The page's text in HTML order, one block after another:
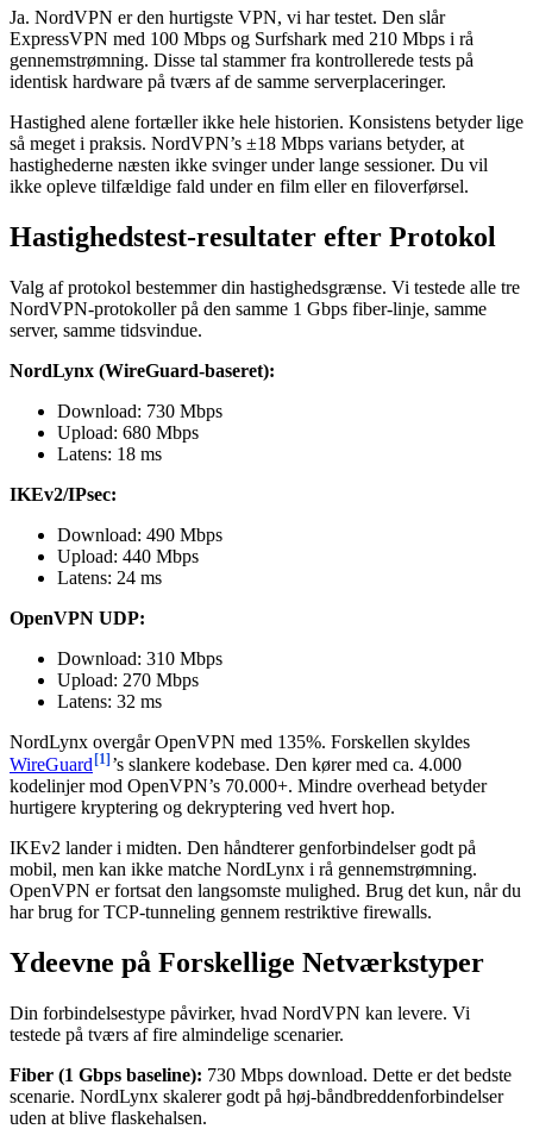
Ja. NordVPN er den hurtigste VPN, vi har testet. Den slår
ExpressVPN med 100 Mbps og Surfshark med 210 Mbps i rå
gennemstrømning. Disse tal stammer fra kontrollerede tests på
identisk hardware på tværs af de samme serverplaceringer.
Hastighed alene fortæller ikke hele historien. Konsistens betyder lige
så meget i praksis. NordVPN’s ±18 Mbps varians betyder, at
hastighederne næsten ikke svinger under lange sessioner. Du vil
ikke opleve tilfældige fald under en film eller en filoverførsel.
Hastighedstest-resultater efter Protokol
Valg af protokol bestemmer din hastighedsgrænse. Vi testede alle tre
NordVPN-protokoller på den samme 1 Gbps fiber-linje, samme
server, samme tidsvindue.
NordLynx (WireGuard-baseret):
Download: 730 Mbps
Upload: 680 Mbps
Latens: 18 ms
IKEv2/IPsec:
Download: 490 Mbps
Upload: 440 Mbps
Latens: 24 ms
OpenVPN UDP:
Download: 310 Mbps
Upload: 270 Mbps
Latens: 32 ms
NordLynx overgår OpenVPN med 135%. Forskellen skyldes
WireGuard [1] ’s slankere kodebase. Den kører med ca. 4.000
kodelinjer mod OpenVPN’s 70.000+. Mindre overhead betyder
hurtigere kryptering og dekryptering ved hvert hop.
IKEv2 lander i midten. Den håndterer genforbindelser godt på
mobil, men kan ikke matche NordLynx i rå gennemstrømning.
OpenVPN er fortsat den langsomste mulighed. Brug det kun, når du
har brug for TCP-tunneling gennem restriktive firewalls.
Ydeevne på Forskellige Netværkstyper
Din forbindelsestype påvirker, hvad NordVPN kan levere. Vi
testede på tværs af fire almindelige scenarier.
Fiber (1 Gbps baseline): 730 Mbps download. Dette er det bedste
scenarie. NordLynx skalerer godt på høj-båndbreddenforbindelser
uden at blive flaskehalsen.